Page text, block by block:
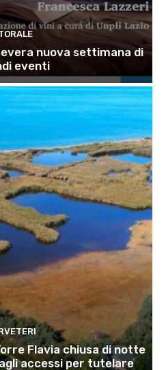
nuova settimana di
eventi
Flavia chiusa di notte
accessi per tutelare